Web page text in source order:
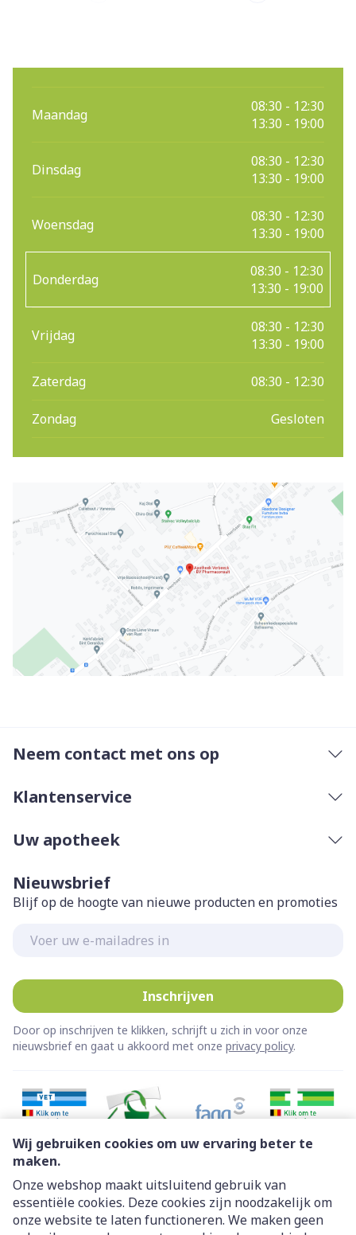
Wij gebruiken cookies om uw ervaring beter te
maken.
Onze webshop maakt uitsluitend gebruik van
essentiële cookies. Deze cookies zijn noodzakelijk om
onze website te laten functioneren. We maken geen
Maandag
08:30 - 12:30
13:30 - 19:00
Dinsdag
08:30 - 12:30
13:30 - 19:00
Woensdag
08:30 - 12:30
13:30 - 19:00
Donderdag
08:30 - 12:30
13:30 - 19:00
Vrijdag
08:30 - 12:30
13:30 - 19:00
Zaterdag 08:30 - 12:30
Zondag Gesloten
Neem contact met ons op
Klantenservice
Uw apotheek
Nieuwsbrief
Blijf op de hoogte van nieuwe producten en promoties
E-mail adres
Inschrijven
Door op inschrijven te klikken, schrijft u zich in voor onze
nieuwsbrief en gaat u akkoord met onze privacy policy.
Juridische links